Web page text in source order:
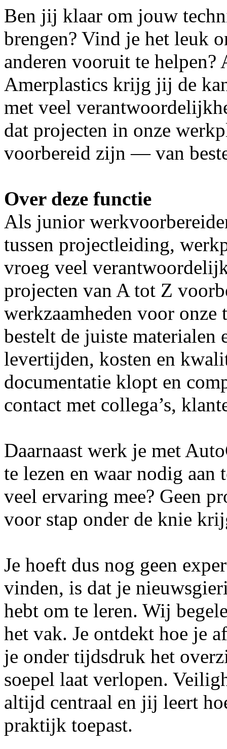
Ben jij klaar om jouw
brengen? Vind je het leuk
anderen vooruit te
Amerplastics krijg jij de
met veel
dat projecten in onze
voorbereid zijn — van
Over deze functie
Als junior
tussen projectleiding,
vroeg veel
projecten van A tot Z
werkzaamheden voor onze
bestelt de juiste materialen
levertijden, kosten en
documentatie klopt en
contact met collega’s,
Daarnaast werk je met
te lezen en waar nodig aan
veel ervaring mee? Geen
voor stap onder de knie
Je hoeft dus nog geen
vinden, is dat je
hebt om te leren. Wij
het vak. Je ontdekt hoe je
je onder tijdsdruk het
soepel laat verlopen.
altijd centraal en jij leert
praktijk toepast.